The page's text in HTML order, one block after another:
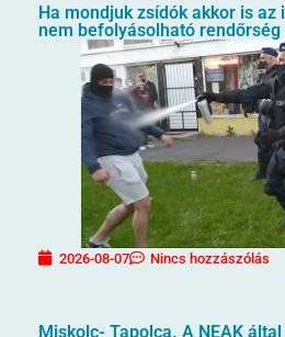
Ha mondjuk zsídók akkor is
nem befolyásolható
2026-08-07 Nincs hozzászólás
Miskolc- Tapolca. A NEAK